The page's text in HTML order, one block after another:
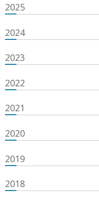
2025
2024
2023
2022
2021
2020
2019
2018